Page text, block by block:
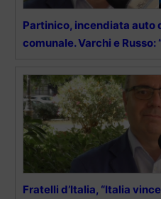
Partinico, incendiata auto
comunale. Varchi e Russo:
Fratelli d’Italia, “Italia